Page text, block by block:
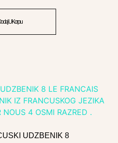
U Korpu
UDZBENIK 8